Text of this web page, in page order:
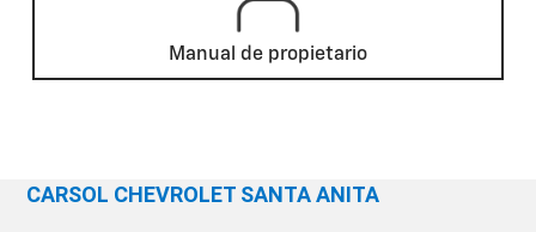
Manual de propietario